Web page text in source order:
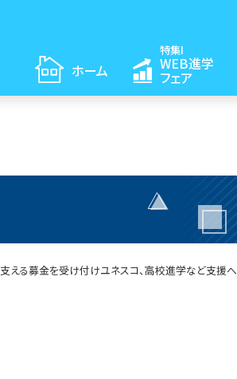
ホーム
特集I
WEB進学
フェア
える募金を受け付けユネスコ、高校進学など支援へ